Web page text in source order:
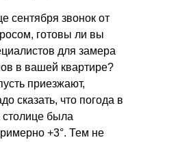
сентября звонок от
готовы ли вы
для замера
в вашей квартире?
приезжают,
сказать, что погода в
была
+3°. Тем не